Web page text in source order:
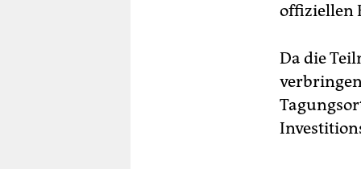
offiziellen
Da die